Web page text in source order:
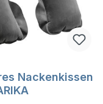
Nackenkissen